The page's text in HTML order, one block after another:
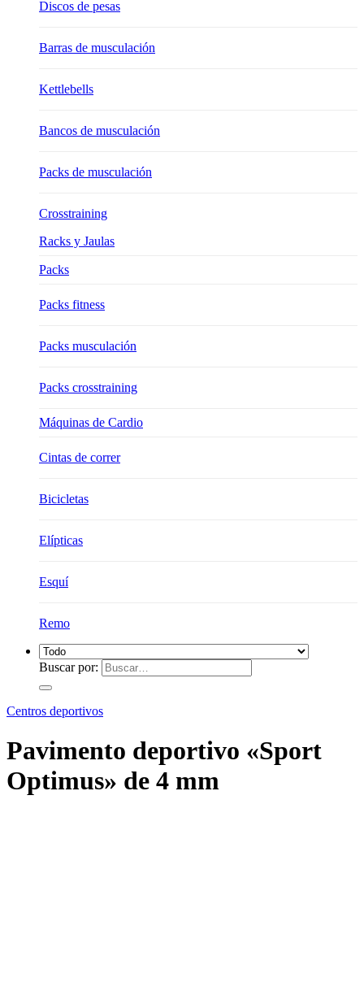
Discos de pesas
Barras de musculación
Kettlebells
Bancos de musculación
Packs de musculación
Crosstraining
Racks y Jaulas
Packs
Packs fitness
Packs musculación
Packs crosstraining
Máquinas de Cardio
Cintas de correr
Bicicletas
Elípticas
Esquí
Remo
Buscar por:
Centros deportivos
Pavimento deportivo «Sport
Optimus» de 4 mm